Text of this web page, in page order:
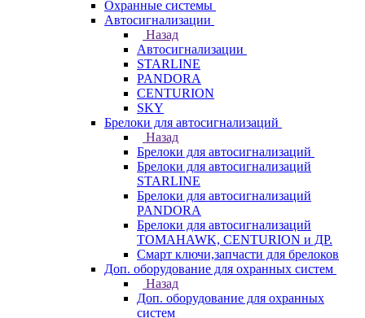
Охранные системы
Автосигнализации
Назад
Автосигнализации
STARLINE
PANDORA
CENTURION
SKY
Брелоки для автосигнализаций
Назад
Брелоки для автосигнализаций
Брелоки для автосигнализаций
STARLINE
Брелоки для автосигнализаций
PANDORA
Брелоки для автосигнализаций
TOMAHAWK, CENTURION и ДР.
Смарт ключи,запчасти для брелоков
Доп. оборудование для охранных систем
Назад
Доп. оборудование для охранных
систем